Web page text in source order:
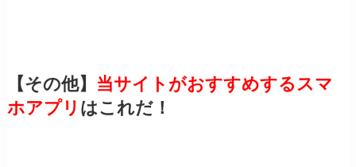
【その他】 当サイトがおすすめするスマ
ホアプリ はこれだ！